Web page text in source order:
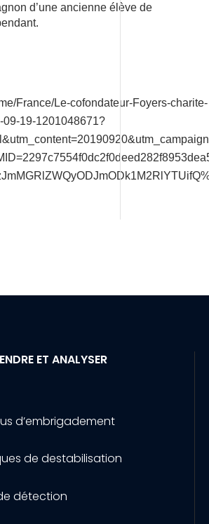
d’une ancienne élève de
France/Le-cofondateur-Foyers-charite-
19-1201048671?
ET ANALYSER
d’embrigadement
de destabilisation
détection